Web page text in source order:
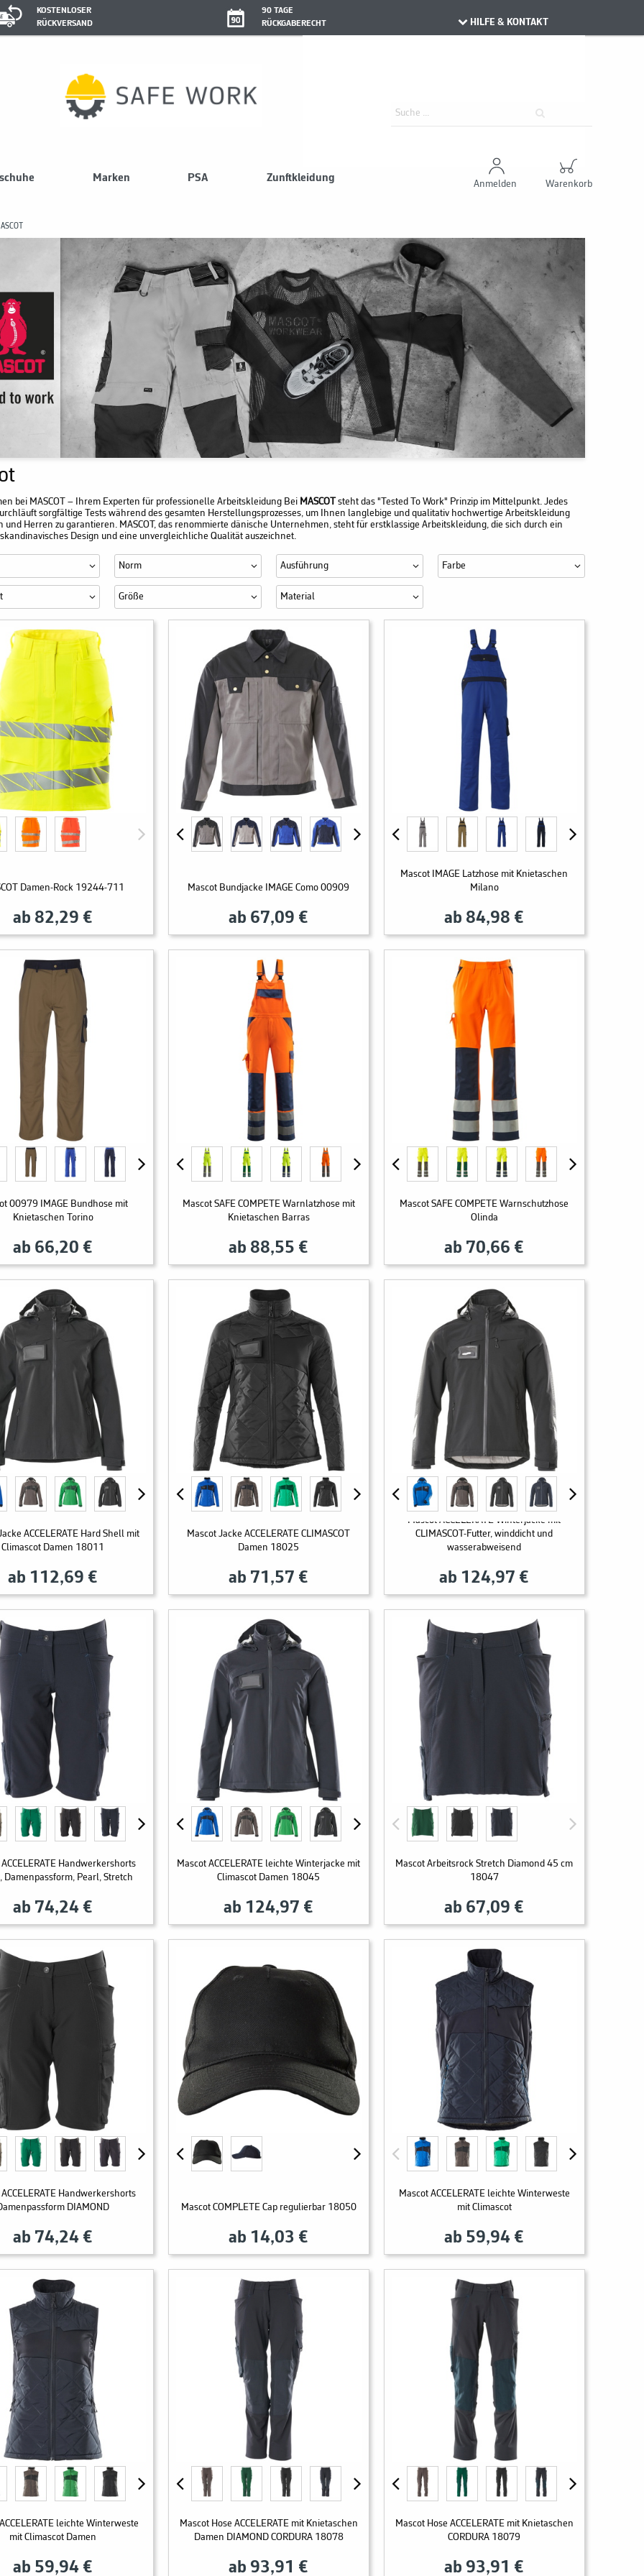
KOSTENLOSER
RÜCKVERSAND
90 TAGE
RÜCKGABERECHT
HILFE & KONTAKT
Marken PSA Zunftkleidung
Anmelden Warenkorb
bei MASCOT – Ihrem Experten für professionelle Arbeitskleidung Bei MASCOT steht das "Tested To Work" Prinzip im Mittelpunkt. Jedes
sorgfältige Tests während des gesamten Herstellungsprozesses, um Ihnen langlebige und qualitativ hochwertige Arbeitskleidung
und Herren zu garantieren. MASCOT, das renommierte dänische Unternehmen, steht für erstklassige Arbeitskleidung, die sich durch ein
Design und eine unvergleichliche Qualität auszeichnet.
Norm Ausführung Farbe
Größe Material
Damen-Rock 19244-711
ab 82,29 €
Mascot Bundjacke IMAGE Como 00909
ab 67,09 €
Mascot IMAGE Latzhose mit Knietaschen
Milano
ab 84,98 €
00979 IMAGE Bundhose mit
Knietaschen Torino
ab 66,20 €
Mascot SAFE COMPETE Warnlatzhose mit
Knietaschen Barras
ab 88,55 €
Mascot SAFE COMPETE Warnschutzhose
Olinda
ab 70,66 €
ACCELERATE Hard Shell mit
Climascot Damen 18011
ab 112,69 €
Mascot Jacke ACCELERATE CLIMASCOT
Damen 18025
ab 71,57 €
Mascot ACCELERATE Winterjacke mit
CLIMASCOT-Futter, winddicht und
wasserabweisend
ab 124,97 €
Handwerkershorts
Damenpassform, Pearl, Stretch
ab 74,24 €
Mascot ACCELERATE leichte Winterjacke mit
Climascot Damen 18045
ab 124,97 €
Mascot Arbeitsrock Stretch Diamond 45 cm
18047
ab 67,09 €
Handwerkershorts
DIAMOND
ab 74,24 €
Mascot COMPLETE Cap regulierbar 18050
ab 14,03 €
Mascot ACCELERATE leichte Winterweste
mit Climascot
ab 59,94 €
leichte Winterweste
mit Climascot Damen
ab 59,94 €
Mascot Hose ACCELERATE mit Knietaschen
Damen DIAMOND CORDURA 18078
ab 93,91 €
Mascot Hose ACCELERATE mit Knietaschen
CORDURA 18079
ab 93,91 €